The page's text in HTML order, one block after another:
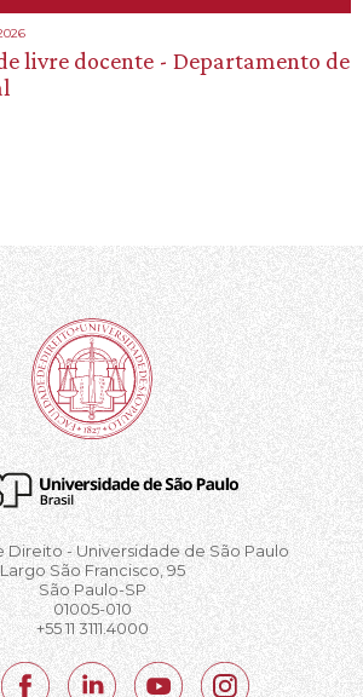
livre docente - Departamento de
Direito - Universidade de São Paulo
Largo São Francisco, 95
São Paulo-SP
01005-010
+55 11 3111.4000